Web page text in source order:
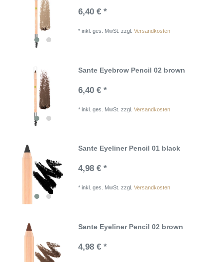
6,40 € *
*inkl. ges. MwSt. zzgl.Versandkosten
Sante Eyebrow Pencil 02 brown
6,40 € *
*inkl. ges. MwSt. zzgl.Versandkosten
Sante Eyeliner Pencil 01 black
4,98 € *
*inkl. ges. MwSt. zzgl.Versandkosten
Sante Eyeliner Pencil 02 brown
4,98 € *